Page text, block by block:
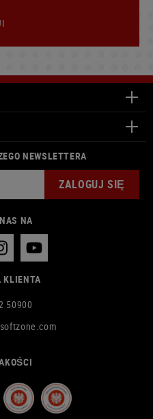
NEWSLETTERA
ZALOGUJ SIĘ
NA
KLIENTA
50900